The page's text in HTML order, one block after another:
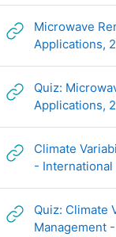
Microwave
Applications,
Quiz:
Applications,
Climate
- International
Quiz: Climate
Management